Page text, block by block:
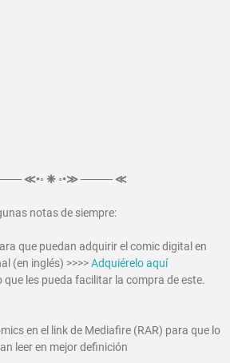
≪•◦ ❈ ◦•≫ ──── ≪
notas de siempre:
que puedan adquirir el comic digital en
(en inglés) >>>>Adquiérelo aquí
que les pueda facilitar la compra de este.
en el link de Mediafire (RAR) para que lo
leer en mejor definición